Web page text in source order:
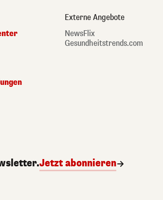
Externe Angebote
NewsFlix
Gesundheitstrends.com
Jetzt abonnieren